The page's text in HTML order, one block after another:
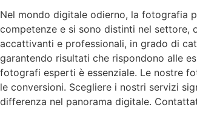
Nel mondo digitale odierno, la fotografia
competenze e si sono distinti nel settore,
accattivanti e professionali, in grado di
garantendo risultati che rispondono alle
fotografi esperti è essenziale. Le nostre
le conversioni. Scegliere i nostri servizi
differenza nel panorama digitale.